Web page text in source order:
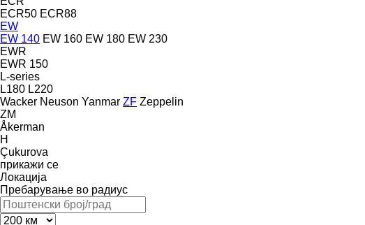
ECR50 ECR88
EW
EW 140 EW 160 EW 180 EW 230
EWR
EWR 150
L-series
L180 L220
Wacker Neuson Yanmar ZF Zeppelin
ZM
Åkerman
H
Çukurova
прикажи се
Локација
Пребарување во радиус